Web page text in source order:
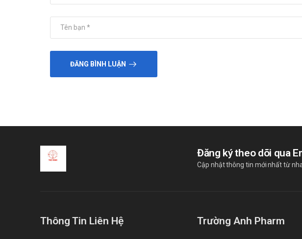
ĐĂNG BÌNH LUẬN
Đăng ký theo dõi qua
Cập nhật thông tin mới nhất từ
Thông Tin Liên Hệ Trường Anh Pharm